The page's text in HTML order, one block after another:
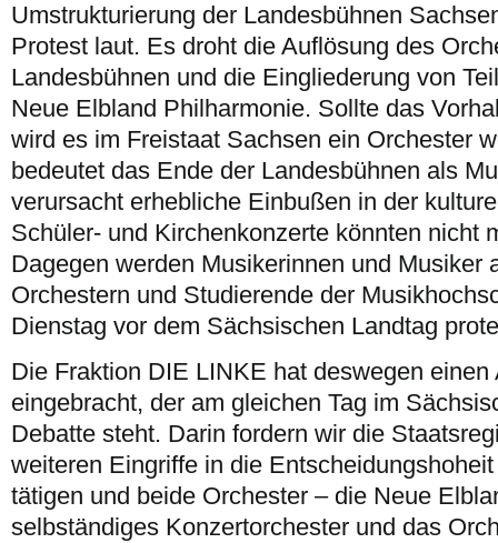
Umstrukturierung der Landesbühnen
Protest laut. Es droht die Auflösung des
Landesbühnen und die Eingliederung von
Neue Elbland Philharmonie. Sollte das
wird es im Freistaat Sachsen ein Orchester
bedeutet das Ende der Landesbühnen als
verursacht erhebliche Einbußen in der
Schüler- und Kirchenkonzerte könnten nicht
Dagegen werden Musikerinnen und Musiker
Orchestern und Studierende der
Dienstag vor dem Sächsischen Landtag
Die Fraktion DIE LINKE hat deswegen einen
eingebracht, der am gleichen Tag im
Debatte steht. Darin fordern wir die
weiteren Eingriffe in die
tätigen und beide Orchester – die Neue
selbständiges Konzertorchester und das